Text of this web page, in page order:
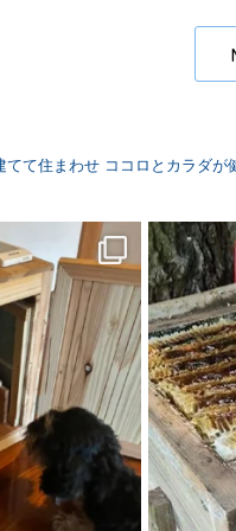
てて住まわせ ココロとカラダが